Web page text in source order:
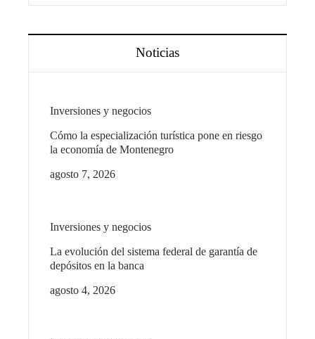
Noticias
Inversiones y negocios
Cómo la especialización turística pone en riesgo
la economía de Montenegro
agosto 7, 2026
Inversiones y negocios
La evolución del sistema federal de garantía de
depósitos en la banca
agosto 4, 2026